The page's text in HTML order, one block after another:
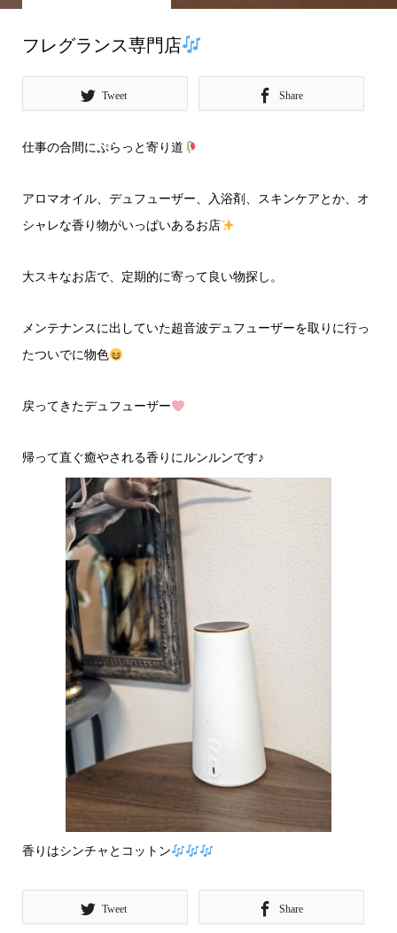
フレグランス専門店
Tweet Share
仕事の合間にぷらっと寄り道
アロマオイル、デュフューザー、入浴剤、スキンケアとか、オ
シャレな香り物がいっぱいあるお店
大スキなお店で、定期的に寄って良い物探し。
メンテナンスに出していた超音波デュフューザーを取りに行っ
たついでに物色
戻ってきたデュフューザー
帰って直ぐ癒やされる香りにルンルンです♪
香りはシンチャとコットン
Tweet Share